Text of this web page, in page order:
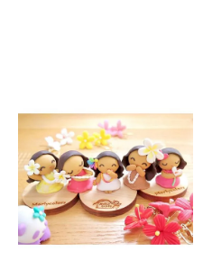
以下未定(出店予定／確定
info@lanicafe.com
にぜひ、詳細をお送りくださ